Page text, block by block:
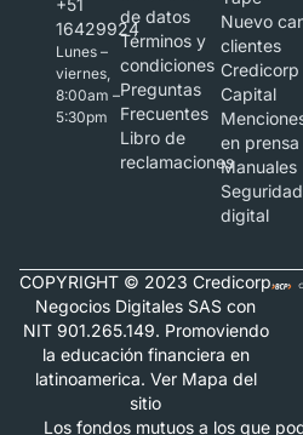
+51
16429924
Lunes –
viernes,
8:00am –
5:30pm
de datos
Términos y
condiciones
Preguntas
Frecuentes
Libro de
reclamaciones
Nuevo
clientes
Credicorp
Capital
en prensa
Manuales
Seguridad
digital
COPYRIGHT © 2023 Credicorp
Negocios Digitales SAS con
NIT 901.265.149. Promoviendo
la educación financiera en
latinoamerica. Ver Mapa del
sitio
Los fondos mutuos a los que